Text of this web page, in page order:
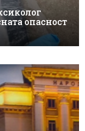
опасност